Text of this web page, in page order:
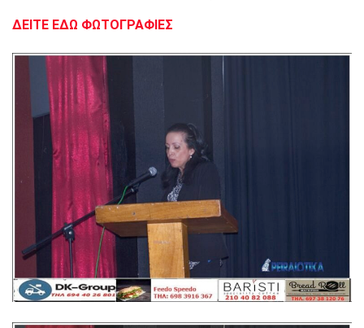
ΔΕΙΤΕ ΕΔΩ ΦΩΤΟΓΡΑΦΙΕΣ